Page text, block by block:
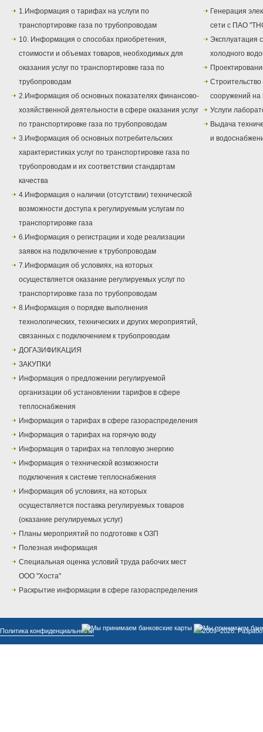
1.Информация о тарифах на услуги по
транспортировке газа по трубопроводам
10. Информация о способах приобретения,
стоимости и объемах товаров, необходимых для
оказания услуг по транспортировке газа по
трубопроводам
2.Информация об основных показателях финансово-
хозяйственной деятельности в сфере оказания услуг
по транспортировке газа по трубопроводам
3.Информация об основных потребительских
характеристиках услуг по транспортировке газа по
трубопроводам и их соответствии стандартам
качества
4.Информация о наличии (отсутствии) технической
возможности доступа к регулируемым услугам по
транспортировке газа
6.Информация о регистрации и ходе реализации
заявок на подключение к трубопроводам
7.Информация об условиях, на которых
осуществляется оказание регулируемых услуг по
транспортировке газа по трубопроводам
8.Информация о порядке выполнения
технологических, технических и других мероприятий,
связанных с подключением к трубопроводам
ДОГАЗИФИКАЦИЯ
ЗАКУПКИ
Информация о предложении регулируемой
организации об установлении тарифов в сфере
теплоснабжения
Информация о тарифах в сфере газораспределения
Информация о тарифах на горячую воду
Информация о тарифах на тепловую энергию
Информация о технической возможности
подключения к системе теплоснабжения
Информация об условиях, на которых
осуществляется поставка регулируемых товаров
(оказание регулируемых услуг)
Планы мероприятий по подготовке к ОЗП
Полезная информация
Специальная оценка условий труда рабочих мест
ООО "Хоста"
Раскрытие информации в сфере газораспределения
Генерация
сети с ПАО
Эксплуатация
холодного
сооружений на
Услуги
Выдача
и
Политика конфиденциальности © 2009–2026.